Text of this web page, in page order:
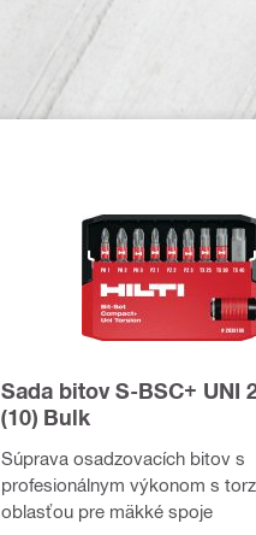
Sada bitov S-BSC+ UNI
(10) Bulk
Súprava osadzovacích bitov s
profesionálnym výkonom s
oblasťou pre mäkké spoje